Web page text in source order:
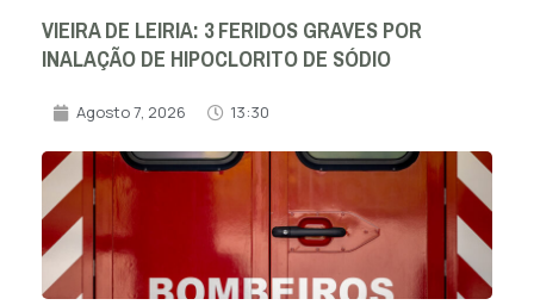
VIEIRA DE LEIRIA: 3 FERIDOS GRAVES POR
INALAÇÃO DE HIPOCLORITO DE SÓDIO
Agosto 7, 2026 13:30